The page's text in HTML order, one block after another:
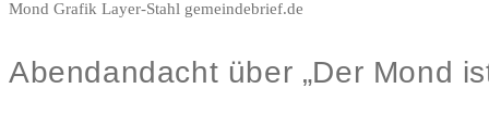
Mond Grafik Layer-Stahl gemeindebrief.de
Abendandacht über „Der Mond